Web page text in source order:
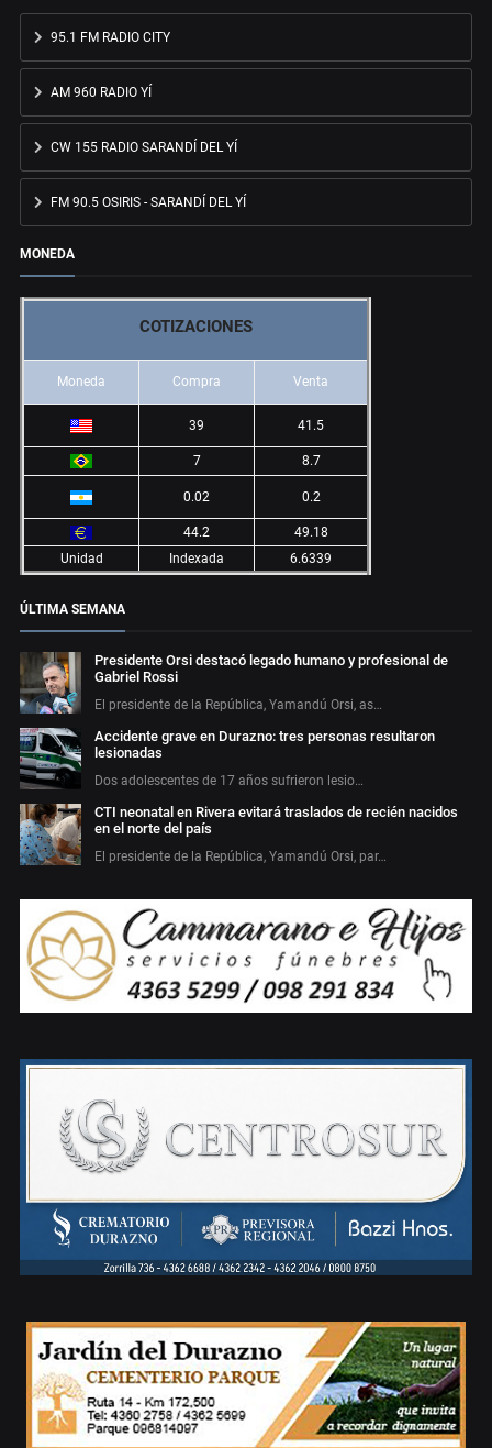
95.1 FM RADIO CITY
AM 960 RADIO YÍ
CW 155 RADIO SARANDÍ DEL YÍ
FM 90.5 OSIRIS - SARANDÍ DEL YÍ
MONEDA
COTIZACIONES
Moneda Compra Venta
39 41.5
7 8.7
0.02 0.2
44.2
49.18
Unidad
Indexada 6.6339
ÚLTIMA SEMANA
Presidente Orsi destacó legado humano y profesional de
Gabriel Rossi
El presidente de la República, Yamandú Orsi, as…
Accidente grave en Durazno: tres personas resultaron
lesionadas
Dos adolescentes de 17 años sufrieron lesio…
CTI neonatal en Rivera evitará traslados de recién nacidos
en el norte del país
El presidente de la República, Yamandú Orsi, par…